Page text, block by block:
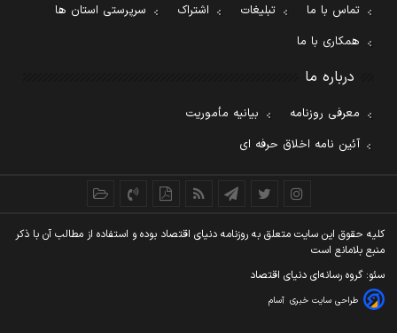
تماس با ما تبلیغات اشتراک
سرپرستی استان ها
همکاری با ما
درباره ما
معرفی روزنامه
بیانیه مأموریت
آئین نامه اخلاق حرفه ای
کليه حقوق اين سايت متعلق به روزنامه دنيای اقتصاد بوده و استفاده از مطالب آن با ذکر
منبع بلامانع است
سئو: گروه رسانه‌ای دنیای اقتصاد
طراحی سایت خبری آسام